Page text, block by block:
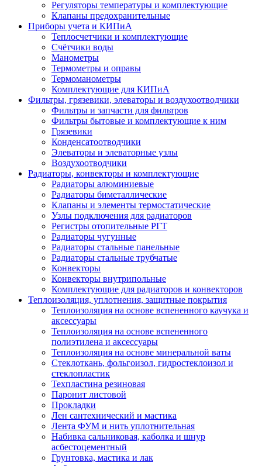
Регуляторы температуры и комплектующие
Клапаны предохранительные
Приборы учета и КИПиА
Теплосчетчики и комплектующие
Счётчики воды
Манометры
Термометры и оправы
Термоманометры
Комплектующие для КИПиА
Фильтры, грязевики, элеваторы и воздухоотводчики
Фильтры и запчасти для фильтров
Фильтры бытовые и комплектующие к ним
Грязевики
Конденсатоотводчики
Элеваторы и элеваторные узлы
Воздухоотводчики
Радиаторы, конвекторы и комплектующие
Радиаторы алюминиевые
Радиаторы биметаллические
Клапаны и элементы термостатические
Узлы подключения для радиаторов
Регистры отопительные РГТ
Радиаторы чугунные
Радиаторы стальные панельные
Радиаторы стальные трубчатые
Конвекторы
Конвекторы внутрипольные
Комплектующие для радиаторов и конвекторов
Теплоизоляция, уплотнения, защитные покрытия
Теплоизоляция на основе вспененного каучука и
аксессуары
Теплоизоляция на основе вспененного
полиэтилена и аксессуары
Теплоизоляция на основе минеральной ваты
Стеклоткань, фольгоизол, гидростеклоизол и
стеклопластик
Техпластина резиновая
Паронит листовой
Прокладки
Лен сантехнический и мастика
Лента ФУМ и нить уплотнительная
Набивка сальниковая, каболка и шнур
асбестоцементный
Грунтовка, мастика и лак